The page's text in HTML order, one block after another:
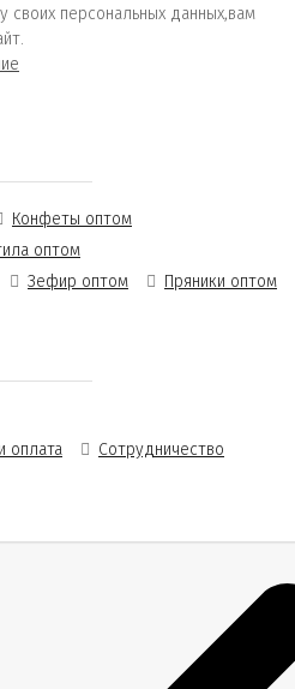
своих персональных данных,вам
Конфеты оптом
оптом
Зефир оптом Пряники оптом
оплата
Сотрудничество